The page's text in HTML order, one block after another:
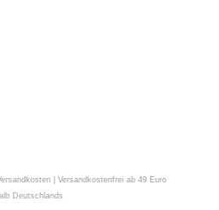
| Versandkostenfrei ab 49 Euro
Deutschlands